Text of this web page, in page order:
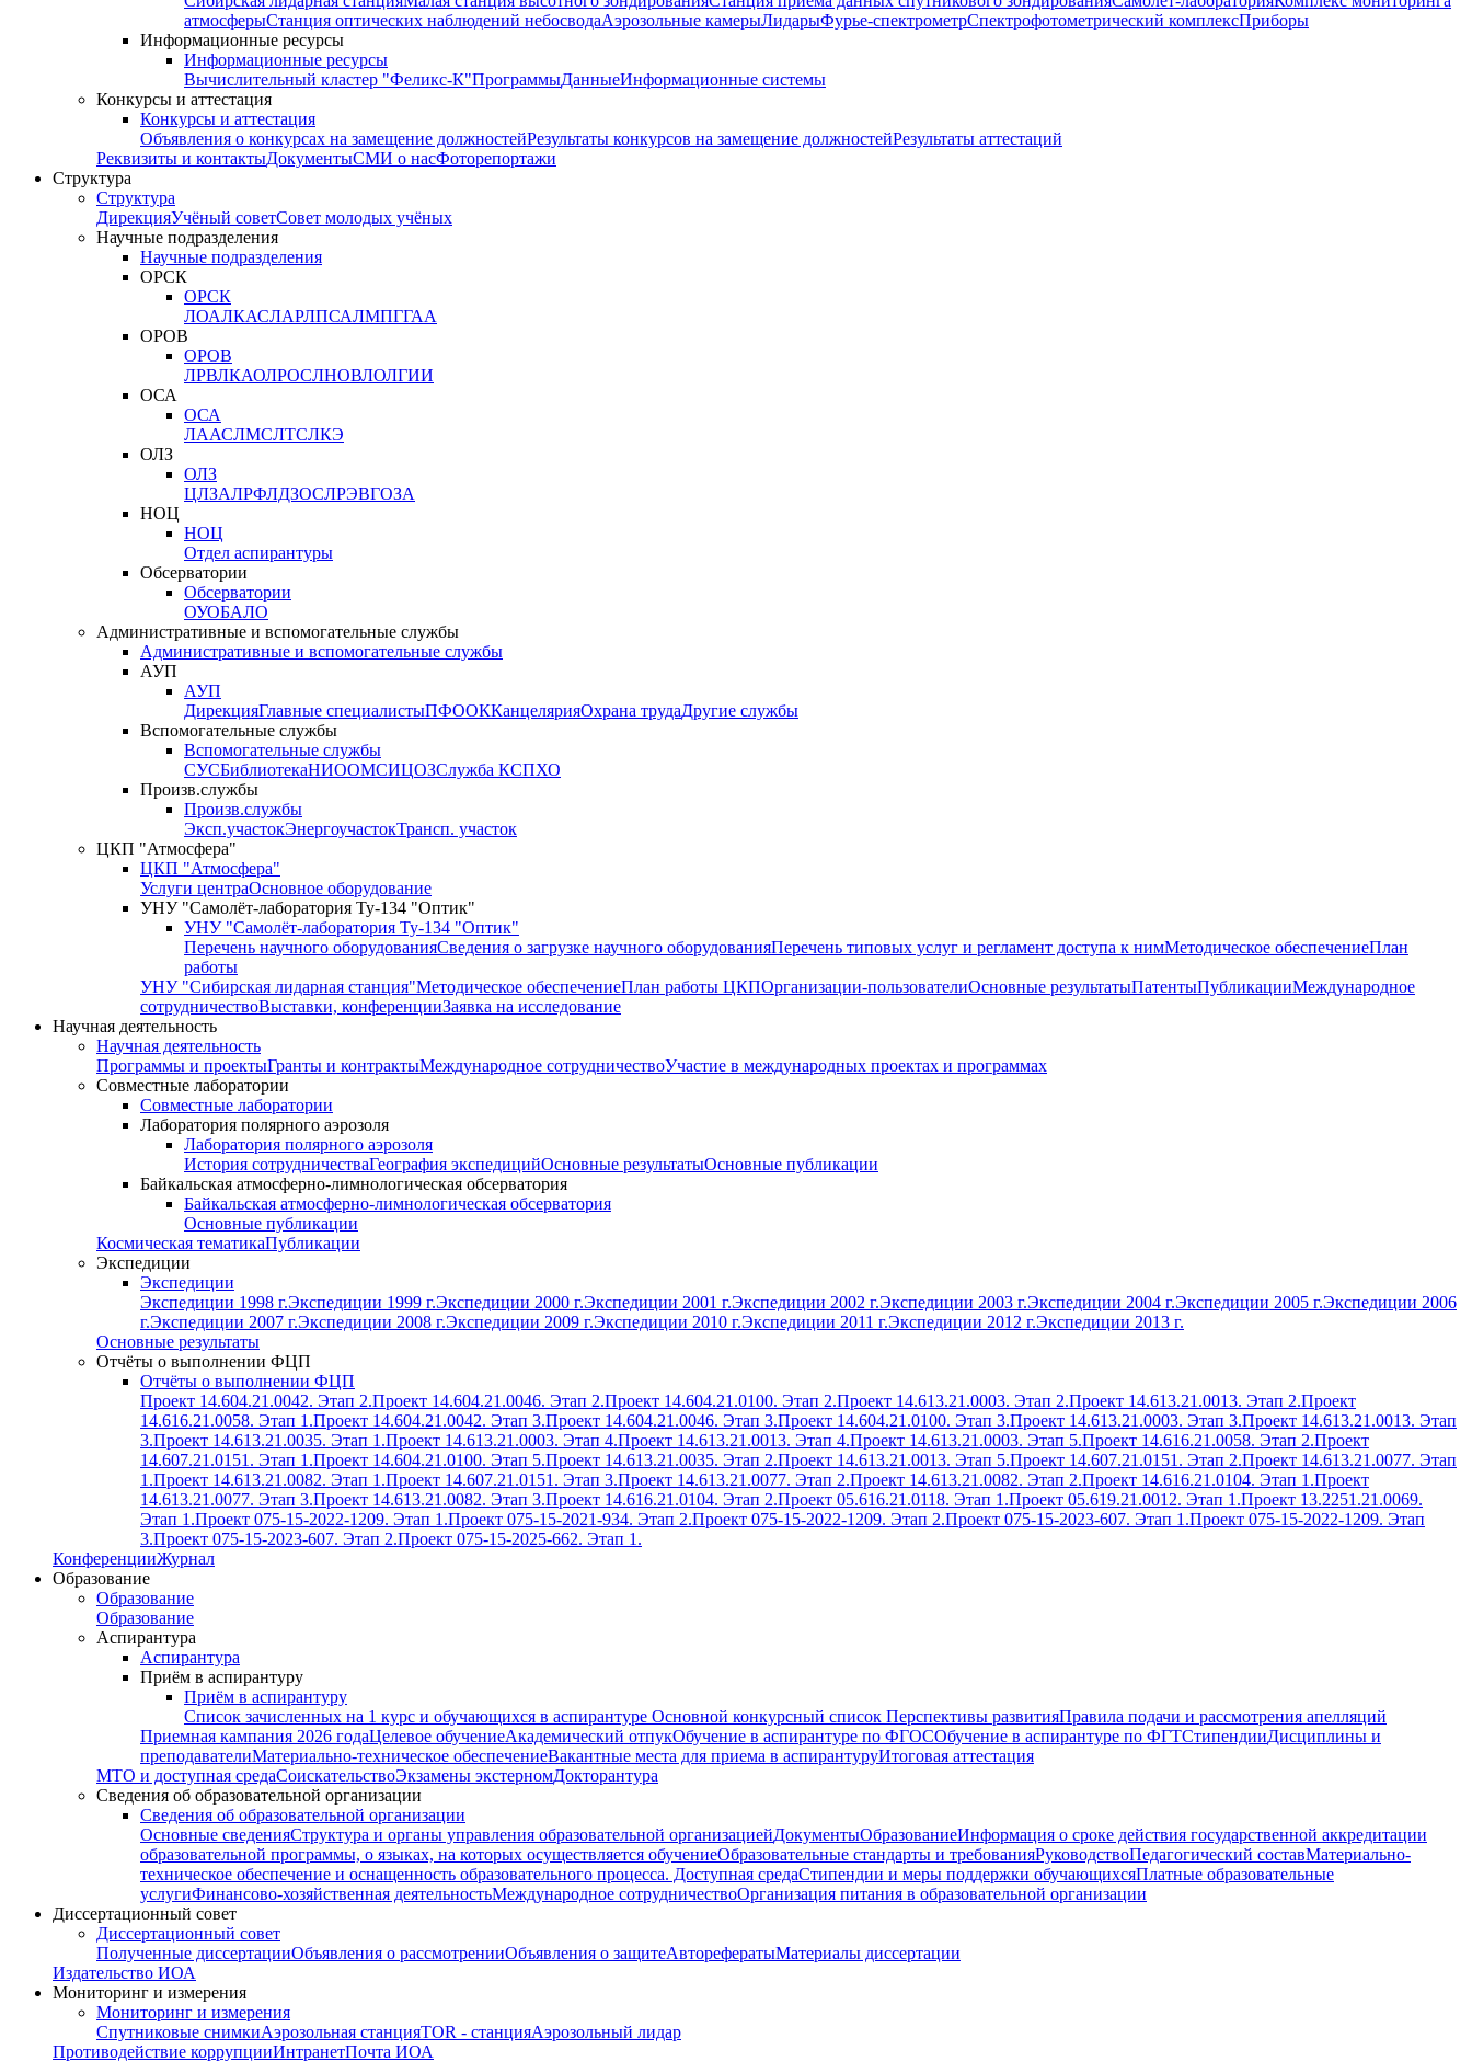
атмосферыСтанция оптических наблюдений небосводаАэрозольные камерыЛидарыФурье-спектрометрСпектрофотометрический комплексПриборы
Информационные ресурсы
Информационные ресурсы
Вычислительный кластер "Феликс-К"ПрограммыДанныеИнформационные системы
Конкурсы и аттестация
Конкурсы и аттестация
Объявления о конкурсах на замещение должностейРезультаты конкурсов на замещение должностейРезультаты аттестаций
Реквизиты и контактыДокументыСМИ о насФоторепортажи
Структура
Структура
ДирекцияУчёный советСовет молодых учёных
Научные подразделения
Научные подразделения
ОРСК
ОРСК
ЛОАЛКАСЛАРЛПСАЛМПГГАА
ОРОВ
ОРОВ
ЛРВЛКАОЛРОСЛНОВЛОЛГИИ
ОСА
ОСА
ЛААСЛМСЛТСЛКЭ
ОЛЗ
ОЛЗ
ЦЛЗАЛРФЛДЗОСЛРЭВГОЗА
НОЦ
НОЦ
Отдел аспирантуры
Обсерватории
Обсерватории
ОУОБАЛО
Административные и вспомогательные службы
Административные и вспомогательные службы
АУП
АУП
ДирекцияГлавные специалистыПФООККанцелярияОхрана трудаДругие службы
Вспомогательные службы
Вспомогательные службы
СУСБиблиотекаНИООМСИЦОЗСлужба КСПХО
Произв.службы
Произв.службы
Эксп.участокЭнергоучастокТрансп. участок
ЦКП "Атмосфера"
ЦКП "Атмосфера"
Услуги центраОсновное оборудование
УНУ "Самолёт-лаборатория Ту-134 "Оптик"
УНУ "Самолёт-лаборатория Ту-134 "Оптик"
Перечень научного оборудованияСведения о загрузке научного оборудованияПеречень типовых услуг и регламент доступа к нимМетодическое обеспечениеПлан
работы
УНУ "Сибирская лидарная станция"Методическое обеспечениеПлан работы ЦКПОрганизации-пользователиОсновные результатыПатентыПубликацииМеждународное
сотрудничествоВыставки, конференцииЗаявка на исследование
Научная деятельность
Научная деятельность
Программы и проектыГранты и контрактыМеждународное сотрудничествоУчастие в международных проектах и программах
Совместные лаборатории
Совместные лаборатории
Лаборатория полярного аэрозоля
Лаборатория полярного аэрозоля
История сотрудничестваГеография экспедицийОсновные результатыОсновные публикации
Байкальская атмосферно-лимнологическая обсерватория
Байкальская атмосферно-лимнологическая обсерватория
Основные публикации
Космическая тематикаПубликации
Экспедиции
Экспедиции
Экспедиции 1998 г.Экспедиции 1999 г.Экспедиции 2000 г.Экспедиции 2001 г.Экспедиции 2002 г.Экспедиции 2003 г.Экспедиции 2004 г.Экспедиции 2005 г.Экспедиции 2006
г.Экспедиции 2007 г.Экспедиции 2008 г.Экспедиции 2009 г.Экспедиции 2010 г.Экспедиции 2011 г.Экспедиции 2012 г.Экспедиции 2013 г.
Основные результаты
Отчёты о выполнении ФЦП
Отчёты о выполнении ФЦП
Проект 14.604.21.0042. Этап 2.Проект 14.604.21.0046. Этап 2.Проект 14.604.21.0100. Этап 2.Проект 14.613.21.0003. Этап 2.Проект 14.613.21.0013. Этап 2.Проект
14.616.21.0058. Этап 1.Проект 14.604.21.0042. Этап 3.Проект 14.604.21.0046. Этап 3.Проект 14.604.21.0100. Этап 3.Проект 14.613.21.0003. Этап 3.Проект 14.613.21.0013. Этап
3.Проект 14.613.21.0035. Этап 1.Проект 14.613.21.0003. Этап 4.Проект 14.613.21.0013. Этап 4.Проект 14.613.21.0003. Этап 5.Проект 14.616.21.0058. Этап 2.Проект
14.607.21.0151. Этап 1.Проект 14.604.21.0100. Этап 5.Проект 14.613.21.0035. Этап 2.Проект 14.613.21.0013. Этап 5.Проект 14.607.21.0151. Этап 2.Проект 14.613.21.0077. Этап
1.Проект 14.613.21.0082. Этап 1.Проект 14.607.21.0151. Этап 3.Проект 14.613.21.0077. Этап 2.Проект 14.613.21.0082. Этап 2.Проект 14.616.21.0104. Этап 1.Проект
14.613.21.0077. Этап 3.Проект 14.613.21.0082. Этап 3.Проект 14.616.21.0104. Этап 2.Проект 05.616.21.0118. Этап 1.Проект 05.619.21.0012. Этап 1.Проект 13.2251.21.0069.
Этап 1.Проект 075-15-2022-1209. Этап 1.Проект 075-15-2021-934. Этап 2.Проект 075-15-2022-1209. Этап 2.Проект 075-15-2023-607. Этап 1.Проект 075-15-2022-1209. Этап
3.Проект 075-15-2023-607. Этап 2.Проект 075-15-2025-662. Этап 1.
КонференцииЖурнал
Образование
Образование
Образование
Аспирантура
Аспирантура
Приём в аспирантуру
Приём в аспирантуру
Список зачисленных на 1 курс и обучающихся в аспирантуре Основной конкурсный список Перспективы развитияПравила подачи и рассмотрения апелляций
Приемная кампания 2026 годаЦелевое обучениеАкадемический отпукОбучение в аспирантуре по ФГОСОбучение в аспирантуре по ФГТСтипендииДисциплины и
преподавателиМатериально-техническое обеспечениеВакантные места для приема в аспирантуруИтоговая аттестация
МТО и доступная средаСоискательствоЭкзамены экстерномДокторантура
Сведения об образовательной организации
Сведения об образовательной организации
Основные сведенияСтруктура и органы управления образовательной организациейДокументыОбразованиеИнформация о сроке действия государственной аккредитации
образовательной программы, о языках, на которых осуществляется обучениеОбразовательные стандарты и требованияРуководствоПедагогический составМатериально-
техническое обеспечение и оснащенность образовательного процесса. Доступная средаСтипендии и меры поддержки обучающихсяПлатные образовательные
услугиФинансово-хозяйственная деятельностьМеждународное сотрудничествоОрганизация питания в образовательной организации
Диссертационный совет
Диссертационный совет
Полученные диссертацииОбъявления о рассмотренииОбъявления о защитеАвторефератыМатериалы диссертации
Издательство ИОА
Мониторинг и измерения
Мониторинг и измерения
Спутниковые снимкиАэрозольная станцияTOR - станцияАэрозольный лидар
Противодействие коррупцииИнтранетПочта ИОА